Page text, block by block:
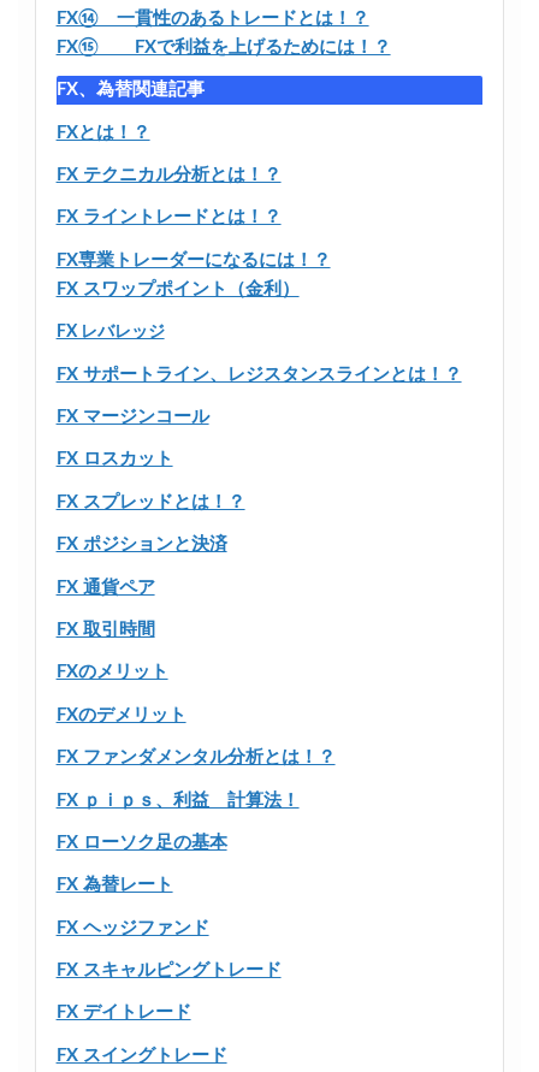
FX⑭ 一貫性のあるトレードとは！？
FX⑮ FXで利益を上げるためには！？
FX、為替関連記事
FXとは！？
FX テクニカル分析とは！？
FX ライントレードとは！？
FX専業トレーダーになるには！？
FX スワップポイント（金利）
FX レバレッジ
FX サポートライン、レジスタンスラインとは！？
FX マージンコール
FX ロスカット
FX スプレッドとは！？
FX ポジションと決済
FX 通貨ペア
FX 取引時間
FXのメリット
FXのデメリット
FX ファンダメンタル分析とは！？
FX ｐｉｐｓ、利益 計算法！
FX ローソク足の基本
FX 為替レート
FX ヘッジファンド
FX スキャルピングトレード
FX デイトレード
FX スイングトレード